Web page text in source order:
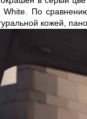
По
кожей,